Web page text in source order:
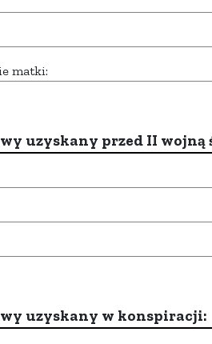
matki:
uzyskany przed II wojną
uzyskany w konspiracji: